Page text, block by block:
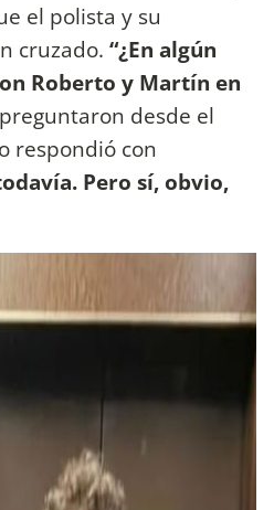
el polista y su
cruzado. “¿En algún
Roberto y Martín en
desde el
respondió con
Pero sí, obvio,